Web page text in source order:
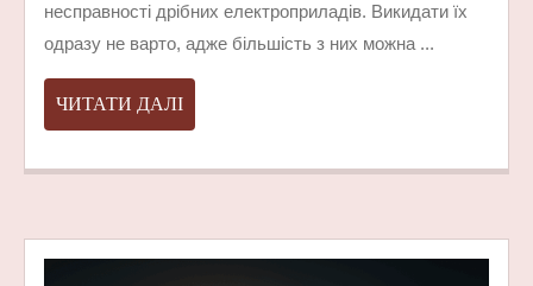
несправності дрібних електроприладів. Викидати їх
одразу не варто, адже більшість з них можна ...
ЧИТАТИ ДАЛІЧИТАТИ
ДАЛІ